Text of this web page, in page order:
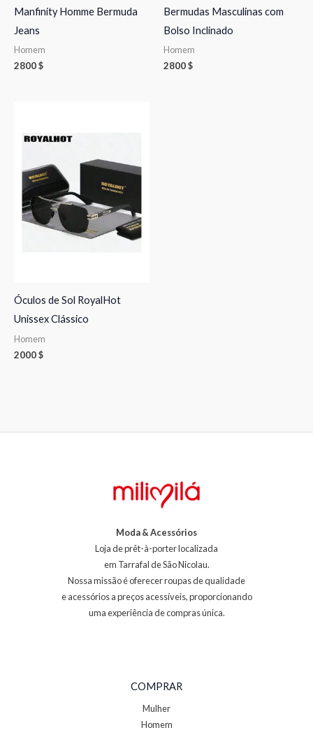
Manfinity Homme Bermuda
Jeans
Homem
2800$
Bermudas Masculinas com
Bolso Inclinado
Homem
2800$
Óculos de Sol RoyalHot
Unissex Clássico
Homem
2000$
Moda & Acessórios
Loja de prêt-à-porter localizada
em Tarrafal de São Nicolau.
Nossa missão é oferecer roupas de qualidade
e acessórios a preços acessíveis, proporcionando
uma experiência de compras única.
COMPRAR
Mulher
Homem